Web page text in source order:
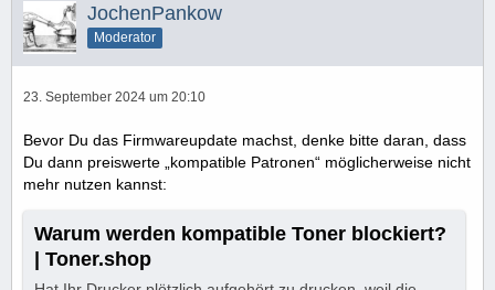
JochenPankow
Moderator
23. September 2024 um 20:10
Bevor Du das Firmwareupdate machst, denke bitte daran, dass
Du dann preiswerte „kompatible Patronen“ möglicherweise nicht
mehr nutzen kannst:
Warum werden kompatible Toner blockiert?
| Toner.shop